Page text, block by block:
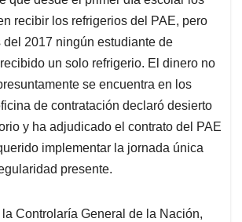
recibir los refrigerios del PAE, pero
2017 ningún estudiante de
un solo refrigerio. El dinero no
se encuentra en los
de contratación declaró desierto
y ha adjudicado el contrato del PAE
implementar la jornada única
presente.
Controlaría General de la Nación,